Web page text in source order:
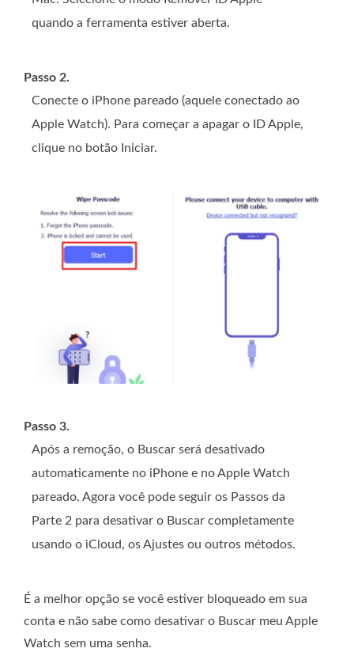
quando a ferramenta estiver aberta.
Passo 2.
Conecte o iPhone pareado (aquele conectado ao
Apple Watch). Para começar a apagar o ID Apple,
clique no botão Iniciar.
Passo 3.
Após a remoção, o Buscar será desativado
automaticamente no iPhone e no Apple Watch
pareado. Agora você pode seguir os Passos da
Parte 2 para desativar o Buscar completamente
usando o iCloud, os Ajustes ou outros métodos.
É a melhor opção se você estiver bloqueado em sua
conta e não sabe como desativar o Buscar meu Apple
Watch sem uma senha.